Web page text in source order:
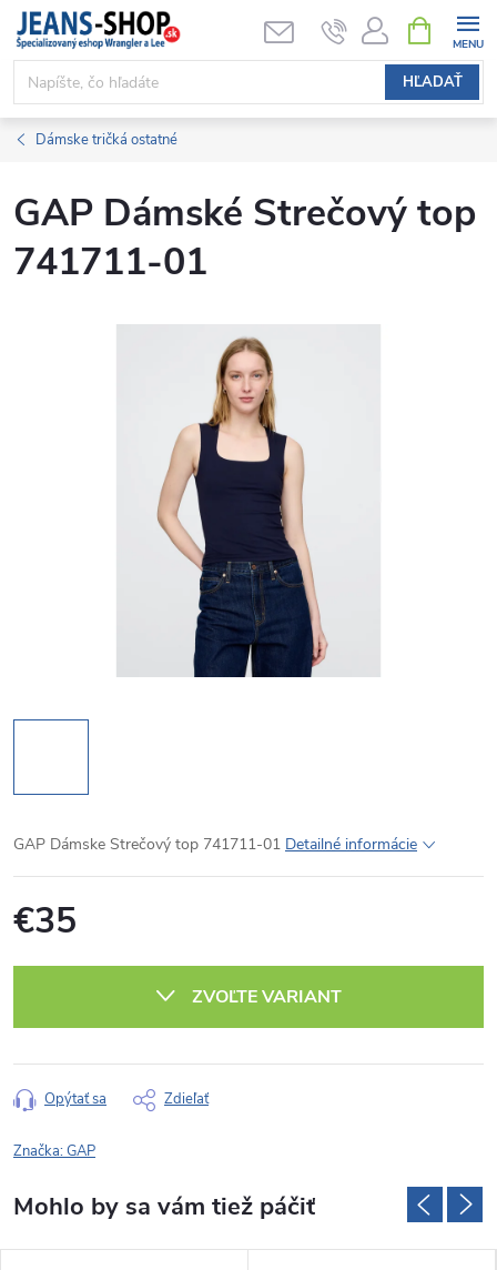
Prejsť
obsah
HĽADAŤ
KOŠÍK
Dámske tričká ostatné
GAP Dámské Strečový top
741711-01
GAP Dámske Strečový top 741711-01 Detailné informácie
€35
ZVOĽTE VARIANT
Opýtať sa Zdieľať
Značka:GAP